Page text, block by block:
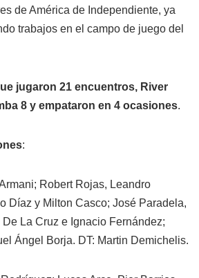
de América de Independiente, ya
trabajos en el campo de juego del
jugaron 21 encuentros, River
8 y empataron en 4 ocasiones.
:
Robert Rojas, Leandro
Díaz y Milton Casco; José Paradela,
La Cruz e Ignacio Fernández;
Ángel Borja. DT: Martin Demichelis.